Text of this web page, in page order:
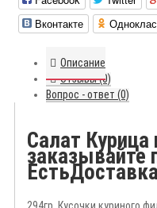
Вконтакте
Описание
Отзывы (0)
Вопрос - ответ (0)
Салат
заказывайте